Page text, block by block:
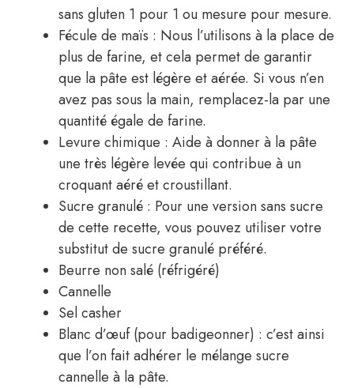
sans gluten 1 pour 1 ou mesure pour mesure.
Fécule de maïs : Nous l’utilisons à la place de
plus de farine, et cela permet de garantir
que la pâte est légère et aérée. Si vous n’en
avez pas sous la main, remplacez-la par une
quantité égale de farine.
Levure chimique : Aide à donner à la pâte
une très légère levée qui contribue à un
croquant aéré et croustillant.
Sucre granulé : Pour une version sans sucre
de cette recette, vous pouvez utiliser votre
substitut de sucre granulé préféré.
Beurre non salé (réfrigéré)
Cannelle
Sel casher
Blanc d’œuf (pour badigeonner) : c’est ainsi
que l’on fait adhérer le mélange sucre
cannelle à la pâte.